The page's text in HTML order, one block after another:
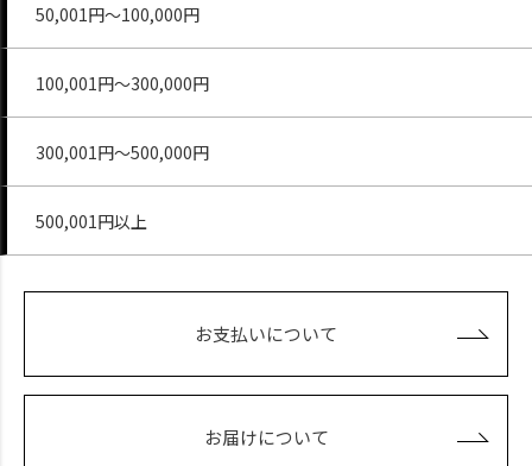
50,001円～100,000円
100,001円～300,000円
300,001円～500,000円
500,001円以上
お支払いについて
お届けについて